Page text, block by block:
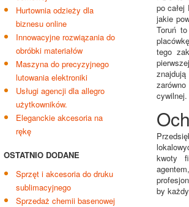
Hurtownia odzieży dla
biznesu online
Innowacyjne rozwiązania do
obróbki materiałów
Maszyna do precyzyjnego
lutowania elektroniki
Usługi agencji dla allegro
użytkowników.
Eleganckie akcesoria na
rękę
OSTATNIO DODANE
Sprzęt i akcesoria do druku
sublimacyjnego
Sprzedaż chemii basenowej
po
jakie
Toruń
tego
cywilnej.
kwoty
by